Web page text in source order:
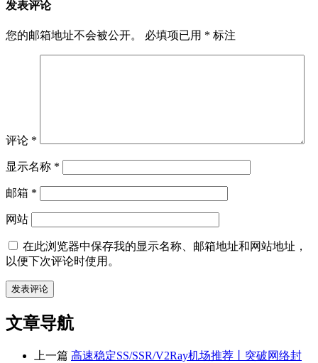
发表评论
您的邮箱地址不会被公开。 必填项已用 * 标注
评论 *
显示名称 *
邮箱 *
网站
在此浏览器中保存我的显示名称、邮箱地址和网站地址，
以便下次评论时使用。
文章导航
上一篇 高速稳定SS/SSR/V2Ray机场推荐丨突破网络封